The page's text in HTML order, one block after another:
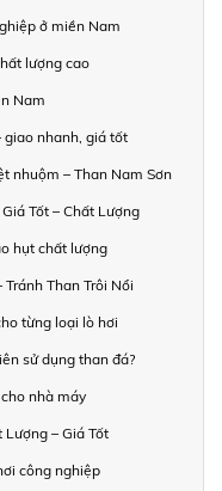
ở miền Nam
lượng cao
Nam
giao nhanh, giá tốt
nhuộm – Than Nam Sơn
Tốt – Chất Lượng
hụt chất lượng
Than Trôi Nổi
từng loại lò hơi
sử dụng than đá?
nhà máy
Lượng – Giá Tốt
công nghiệp